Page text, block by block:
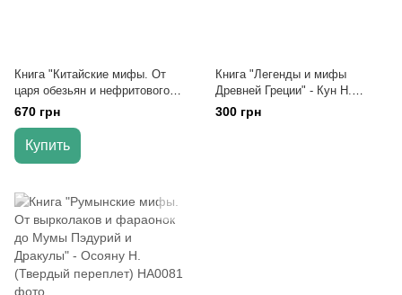
Книга "Китайские мифы. От
царя обезьян и нефритового
императора до Небесного
дракона и духов стихий" - Тао
Лю
670 грн
Купить
Книга "Легенды и мифы
Древней Греции" - Кун Н.
(НШЛ)
300 грн